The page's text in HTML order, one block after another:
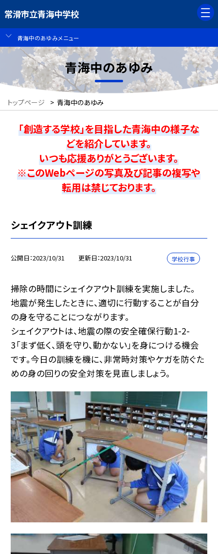
常滑市立青海中学校
青海中のあゆみメニュー
青海中のあゆみ
トップページ > 青海中のあゆみ
「創造する学校」を目指した青海中の様子な
どを紹介しています。
いつも応援ありがとうございます。
※このWebページの写真及び記事の複写や
転用は禁じております。
シェイクアウト訓練
公開日 2023/10/31 更新日 2023/10/31 学校行事
掃除の時間にシェイクアウト訓練を実施しました。
地震が発生したときに、適切に行動することが自分
の身を守ることにつながります。
シェイクアウトは、地震の際の安全確保行動1-2-
3「まず低く、頭を守り、動かない」を身につける機会
です。今日の訓練を機に、非常時対策やケガを防ぐた
めの身の回りの安全対策を見直しましょう。